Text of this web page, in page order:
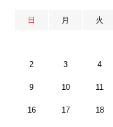
日 月 火
2 3 4
9 10 11
16 17 18